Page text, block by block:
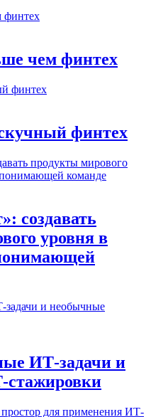
чем финтех
финтех
создавать
уровня в
ИТ‑задачи и